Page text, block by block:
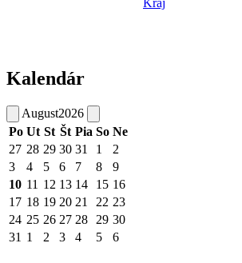
Kalendár
August2026
Po Ut St Št Pia So Ne
27 28 29 30 31 1
2
3
4 5 6 7 8
9
10 11 12 13 14 15 16
17 18 19 20 21 22 23
24 25 26 27 28 29 30
31 1 2 3 4 5 6